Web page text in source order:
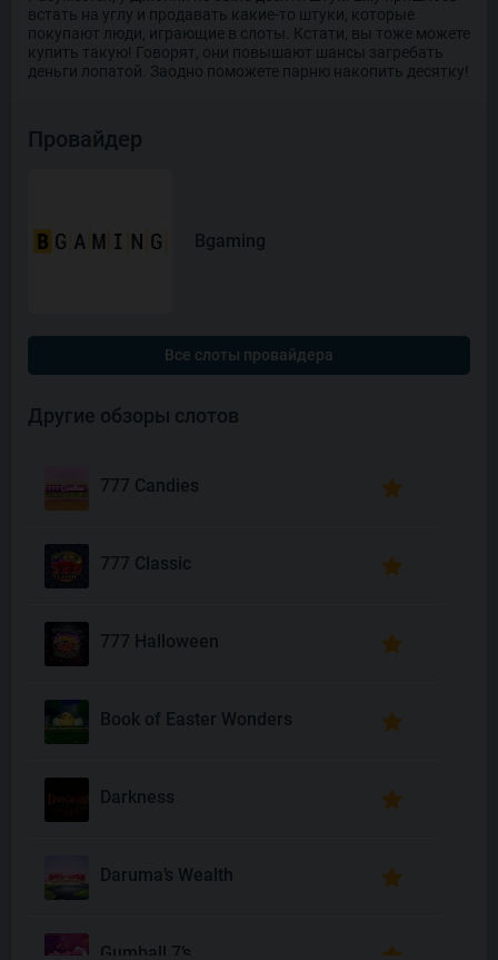
встать на углу и продавать какие-то штуки, которые
покупают люди, играющие в слоты. Кстати, вы тоже можете
купить такую! Говорят, они повышают шансы загребать
деньги лопатой. Заодно поможете парню накопить десятку!
Провайдер
Bgaming
Все слоты провайдера
Другие обзоры слотов
777 Candies
777 Classic
777 Halloween
Book of Easter Wonders
Darkness
Daruma’s Wealth
Gumball 7’s